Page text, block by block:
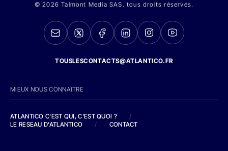
© 2026 Talmont Media SAS. tous droits réservés.
TOUSLESCONTACTS@ATLANTICO.FR
MIEUX NOUS CONNAITRE
ATLANTICO C'EST QUI, C'EST QUOI ?
/
LE RESEAU D'ATLANTICO
/ CONTACT